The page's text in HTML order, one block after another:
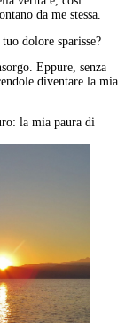
da me stessa.
dolore sparisse?
Eppure, senza
diventare la mia
la mia paura di